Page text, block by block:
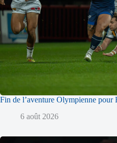
Fin de l’aventure Olympienne pour
6 août 2026